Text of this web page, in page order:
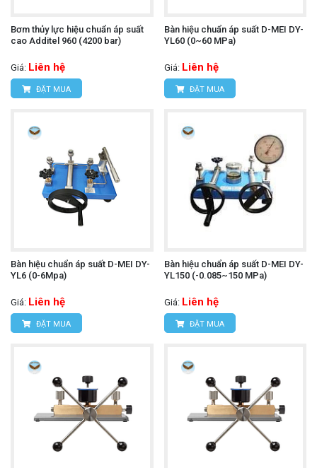
Bơm thủy lực hiệu chuẩn áp suất
cao Additel 960 (4200 bar)
Giá: Liên hệ
ĐẶT MUA
Bàn hiệu chuẩn áp suất D-MEI DY-
YL60 (0~60 MPa)
Giá: Liên hệ
ĐẶT MUA
Bàn hiệu chuẩn áp suất D-MEI DY-
YL6 (0-6Mpa)
Giá: Liên hệ
ĐẶT MUA
Bàn hiệu chuẩn áp suất D-MEI DY-
YL150 (-0.085~150 MPa)
Giá: Liên hệ
ĐẶT MUA